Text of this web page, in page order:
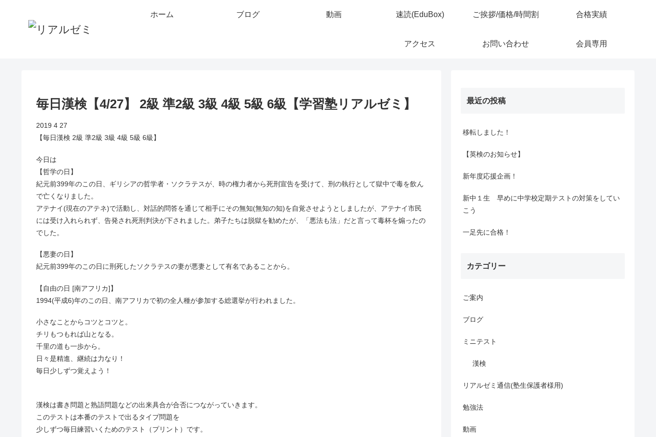
ホーム ブログ 動画 速読(EduBox) ご挨拶/価格/時間割 合格実績
アクセス お問い合わせ 会員専用
毎日漢検【4/27】 2級 準2級 3級 4級 5級 6級【学習塾リアルゼミ】
2019 4 27
【毎日漢検 2級 準2級 3級 4級 5級 6級】
今日は
【哲学の日】
紀元前399年のこの日、ギリシアの哲学者・ソクラテスが、時の権力者から死刑宣告を受けて、刑の執行として獄中で毒を飲ん
で亡くなりました。
アテナイ(現在のアテネ)で活動し、対話的問答を通じて相手にその無知(無知の知)を自覚させようとしましたが、アテナイ市民
には受け入れられず、告発され死刑判決が下されました。弟子たちは脱獄を勧めたが、「悪法も法」だと言って毒杯を煽ったの
でした。
【悪妻の日】
紀元前399年のこの日に刑死したソクラテスの妻が悪妻として有名であることから。
【自由の日 [南アフリカ]】
1994(平成6)年のこの日、南アフリカで初の全人種が参加する総選挙が行われました。
小さなことからコツとコツと。
チリもつもれば山となる。
千里の道も一歩から。
日々是精進、継続は力なり！
毎日少しずつ覚えよう！
漢検は書き問題と熟語問題などの出来具合が合否につながっていきます。
このテストは本番のテストで出るタイプ問題を
少しずつ毎日練習いくためのテスト（プリント）です。
最近の投稿
移転しました！
【英検のお知らせ】
新年度応援企画！
新中１生 早めに中学校定期テストの対策をしてい
こう
一足先に合格！
カテゴリー
ご案内
ブログ
ミニテスト
漢検
リアルゼミ通信(塾生保護者様用)
勉強法
動画